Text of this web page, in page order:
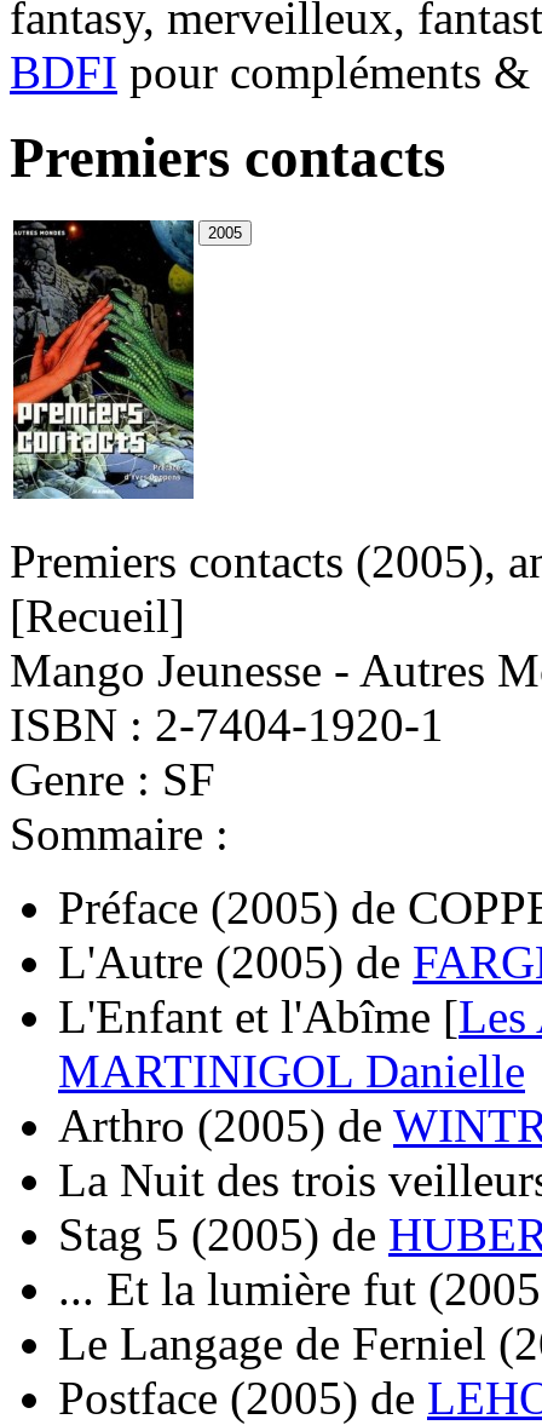
fantasy, merveilleux,
BDFI pour compléments
Premiers contacts
Premiers contacts (2005),
[Recueil]
Mango Jeunesse - Autres
ISBN : 2-7404-1920-1
Genre : SF
Sommaire :
Préface (2005) de
L'Autre (2005) de
L'Enfant et l'Abîme [Les
MARTINIGOL Danielle
Arthro (2005) de
La Nuit des trois
Stag 5 (2005) de
... Et la lumière fut
Le Langage de Ferniel
Postface (2005) de